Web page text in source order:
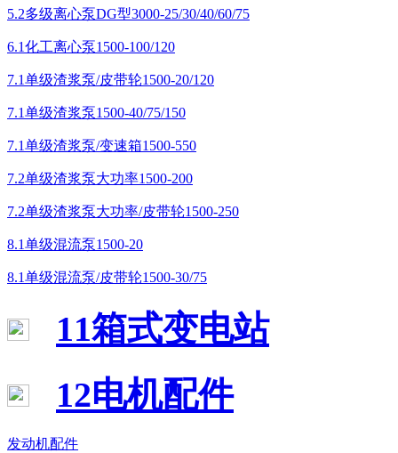
5.2多级离心泵DG型3000-25/30/40/60/75
6.1化工离心泵1500-100/120
7.1单级渣浆泵/皮带轮1500-20/120
7.1单级渣浆泵1500-40/75/150
7.1单级渣浆泵/变速箱1500-550
7.2单级渣浆泵大功率1500-200
7.2单级渣浆泵大功率/皮带轮1500-250
8.1单级混流泵1500-20
8.1单级混流泵/皮带轮1500-30/75
11箱式变电站
12电机配件
发动机配件